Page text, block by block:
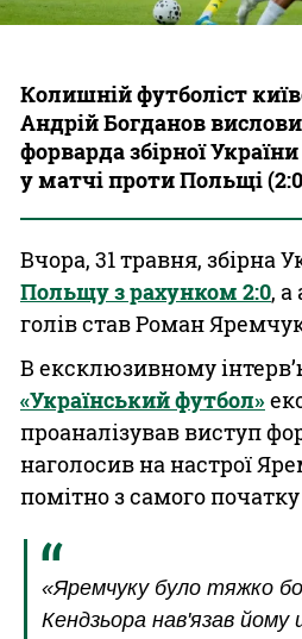
Колишній футболіст
Андрій Богданов
форварда збірної
у матчі проти Польщі
Вчора, 31 травня, збірна
Польщу з рахунком 2:0, а
голів став Роман
В ексклюзивному
«Український футбол»
проаналізував виступ
наголосив на настрої
помітно з самого
«Яремчуку було тяжко
Кендзьора нав'язав йому